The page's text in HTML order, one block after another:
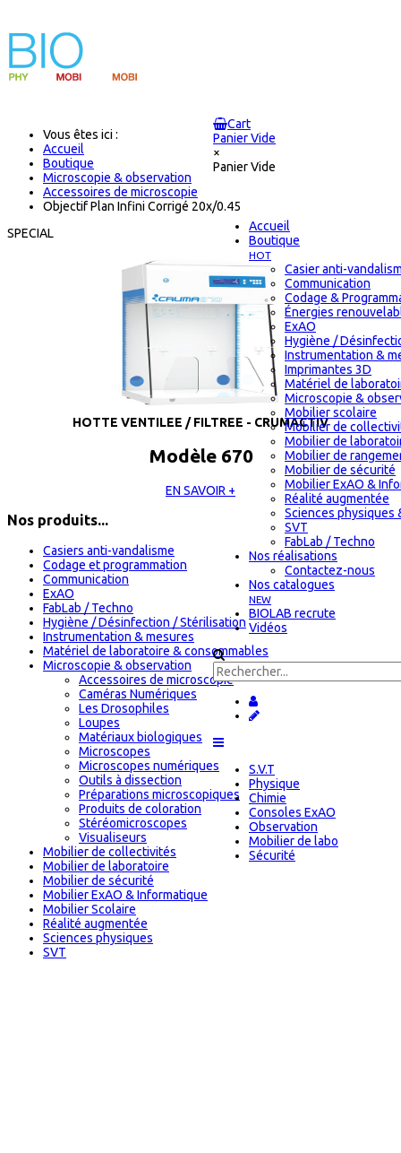
Cart
Panier Vide
×
Panier Vide
Accueil
Boutique
HOT
Casier anti-
Communication
Codage &
Énergies
ExAO
Hygiène /
Instrumentation &
Imprimantes 3D
Matériel de
Microscopie &
Mobilier scolaire
Mobilier de
Mobilier de
Mobilier de
Mobilier de sécurité
Mobilier ExAO &
Réalité augmentée
Sciences physiques
SVT
FabLab / Techno
Nos réalisations
Contactez-nous
Nos catalogues
NEW
BIOLAB recrute
Vidéos
S.V.T
Physique
Chimie
Consoles ExAO
Observation
Mobilier de labo
Sécurité
Vous êtes ici :
Accueil
Boutique
Microscopie & observation
Accessoires de microscopie
Objectif Plan Infini Corrigé 20x/0.45
SPECIAL
HOTTE VENTILEE / FILTREE - CRUMACTIV
Modèle 670
EN SAVOIR +
Nos produits...
Casiers anti-vandalisme
Codage et programmation
Communication
ExAO
FabLab / Techno
Hygiène / Désinfection / Stérilisation
Instrumentation & mesures
Matériel de laboratoire & consommables
Microscopie & observation
Accessoires de microscopie
Caméras Numériques
Les Drosophiles
Loupes
Matériaux biologiques
Microscopes
Microscopes numériques
Outils à dissection
Préparations microscopiques
Produits de coloration
Stéréomicroscopes
Visualiseurs
Mobilier de collectivités
Mobilier de laboratoire
Mobilier de sécurité
Mobilier ExAO & Informatique
Mobilier Scolaire
Réalité augmentée
Sciences physiques
SVT